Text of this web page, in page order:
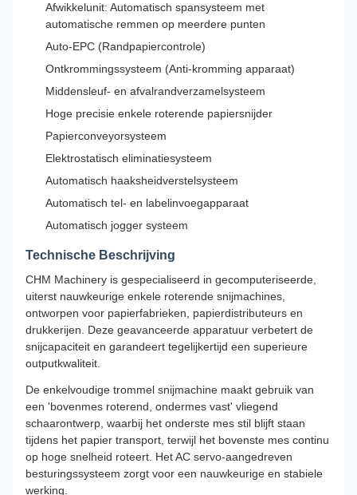
Afwikkelunit: Automatisch spansysteem met
automatische remmen op meerdere punten
Auto-EPC (Randpapiercontrole)
Ontkrommingssysteem (Anti-kromming apparaat)
Middensleuf- en afvalrandverzamelsysteem
Hoge precisie enkele roterende papiersnijder
Papierconveyorsysteem
Elektrostatisch eliminatiesysteem
Automatisch haaksheidverstelsysteem
Automatisch tel- en labelinvoegapparaat
Automatisch jogger systeem
Technische Beschrijving
CHM Machinery is gespecialiseerd in gecomputeriseerde,
uiterst nauwkeurige enkele roterende snijmachines,
ontworpen voor papierfabrieken, papierdistributeurs en
drukkerijen. Deze geavanceerde apparatuur verbetert de
snijcapaciteit en garandeert tegelijkertijd een superieure
outputkwaliteit.
De enkelvoudige trommel snijmachine maakt gebruik van
een 'bovenmes roterend, ondermes vast' vliegend
schaarontwerp, waarbij het onderste mes stil blijft staan
tijdens het papier transport, terwijl het bovenste mes continu
op hoge snelheid roteert. Het AC servo-aangedreven
besturingssysteem zorgt voor een nauwkeurige en stabiele
werking.